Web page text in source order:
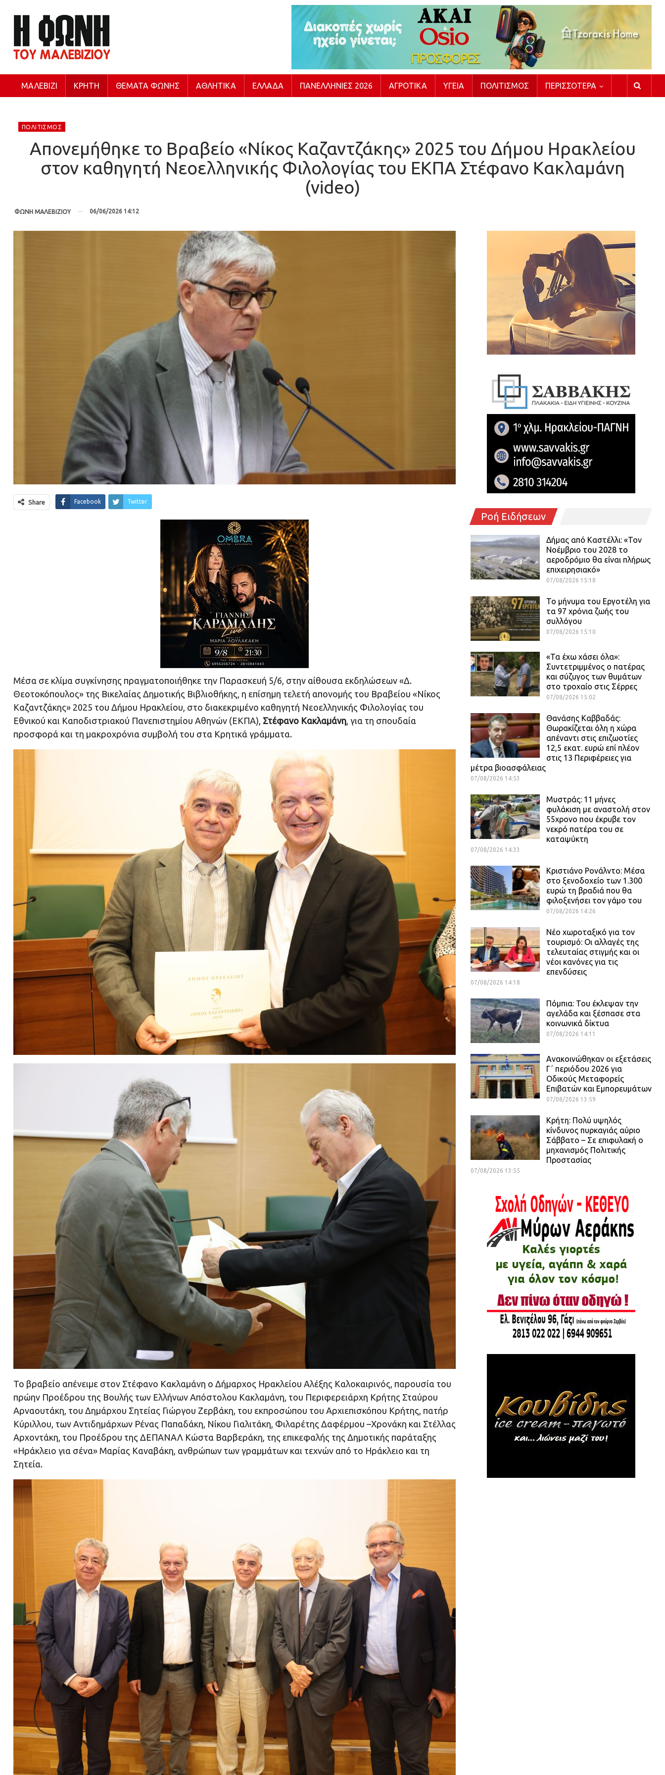
ΜΑΛΕΒΊΖΙ ΚΡΉΤΗ ΘΈΜΑΤΑ ΦΩΝΉΣ ΑΘΛΗΤΙΚΆ ΕΛΛΆΔΑ ΠΑΝΕΛΛΉΝΙΕΣ 2026 ΑΓΡΟΤΙΚΆ ΥΓΕΊΑ ΠΟΛΙΤΙΣΜΌΣ ΠΕΡΙΣΣΌΤΕΡΑ
ΠΟΛΙΤΙΣΜΌΣ
Απονεμήθηκε το Βραβείο «Νίκος Καζαντζάκης» 2025 του Δήμου Ηρακλείου
στον καθηγητή Νεοελληνικής Φιλολογίας του ΕΚΠΑ Στέφανο Κακλαμάνη
(video)
ΦΩΝΗ ΜΑΛΕΒΙΖΙΟΥ 06/06/2026 14:12
Share Facebook Twitter
Μέσα σε κλίμα συγκίνησης πραγματοποιήθηκε την Παρασκευή 5/6, στην αίθουσα εκδηλώσεων «Δ.
Θεοτοκόπουλος» της Βικελαίας Δημοτικής Βιβλιοθήκης, η επίσημη τελετή απονομής του Βραβείου «Νίκος
Καζαντζάκης» 2025 του Δήμου Ηρακλείου, στο διακεκριμένο καθηγητή Νεοελληνικής Φιλολογίας του
Εθνικού και Καποδιστριακού Πανεπιστημίου Αθηνών (ΕΚΠΑ), Στέφανο Κακλαμάνη, για τη σπουδαία
προσφορά και τη μακροχρόνια συμβολή του στα Κρητικά γράμματα.
Το βραβείο απένειμε στον Στέφανο Κακλαμάνη ο Δήμαρχος Ηρακλείου Αλέξης Καλοκαιρινός, παρουσία του
πρώην Προέδρου της Βουλής των Ελλήνων Απόστολου Κακλαμάνη, του Περιφερειάρχη Κρήτης Σταύρου
Αρναουτάκη, του Δημάρχου Σητείας Γιώργου Ζερβάκη, του εκπροσώπου του Αρχιεπισκόπου Κρήτης, πατήρ
Κύριλλου, των Αντιδημάρχων Ρένας Παπαδάκη, Νίκου Γιαλιτάκη, Φιλαρέτης Δαφέρμου –Χρονάκη και Στέλλας
Αρχοντάκη, του Προέδρου της ΔΕΠΑΝΑΛ Κώστα Βαρβεράκη, της επικεφαλής της Δημοτικής παράταξης
«Ηράκλειο για σένα» Μαρίας Καναβάκη, ανθρώπων των γραμμάτων και τεχνών από το Ηράκλειο και τη
Σητεία.
Ροή Ειδήσεων
Δήμας από Καστέλλι: «Τον
Νοέμβριο του 2028 το
αεροδρόμιο θα είναι πλήρως
επιχειρησιακό»
07/08/2026 15:18
Το μήνυμα του Εργοτέλη για
τα 97 χρόνια ζωής του
συλλόγου
07/08/2026 15:10
«Τα έχω χάσει όλα»:
Συντετριμμένος ο πατέρας
και σύζυγος των θυμάτων
στο τροχαίο στις Σέρρες
07/08/2026 15:02
Θανάσης Καββαδάς:
Θωρακίζεται όλη η χώρα
απέναντι στις επιζωοτίες
12,5 εκατ. ευρώ επί πλέον
στις 13 Περιφέρειες για
μέτρα βιοασφάλειας
07/08/2026 14:53
Μυστράς: 11 μήνες
φυλάκιση με αναστολή στον
55χρονο που έκρυβε τον
νεκρό πατέρα του σε
καταψύκτη
07/08/2026 14:33
Κριστιάνο Ρονάλντο: Μέσα
στο ξενοδοχείο των 1.300
ευρώ τη βραδιά που θα
φιλοξενήσει τον γάμο του
07/08/2026 14:26
Νέο χωροταξικό για τον
τουρισμό: Οι αλλαγές της
τελευταίας στιγμής και οι
νέοι κανόνες για τις
επενδύσεις
07/08/2026 14:18
Πόμπια: Του έκλεψαν την
αγελάδα και ξέσπασε στα
κοινωνικά δίκτυα
07/08/2026 14:11
Ανακοινώθηκαν οι εξετάσεις
Γ΄ περιόδου 2026 για
Οδικούς Μεταφορείς
Επιβατών και Εμπορευμάτων
07/08/2026 13:59
Κρήτη: Πολύ υψηλός
κίνδυνος πυρκαγιάς αύριο
Σάββατο – Σε επιφυλακή ο
μηχανισμός Πολιτικής
Προστασίας
07/08/2026 13:55